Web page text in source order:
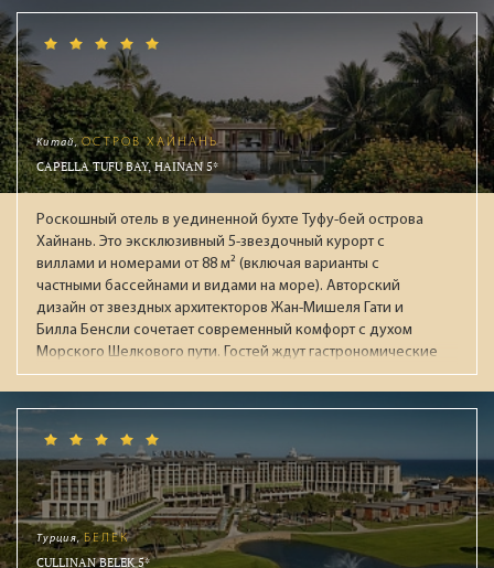
захватывающими видами на окрестности. Два СПА-центра
площадью 4500 кв.м и 1500 кв.м. Все номера: просторные
съюты от 110м² и виллы с бассейнами от 95м² с системой
"умный дом" и консьерж-сервисом. Гостей ждут 8
тематических ресторанов, в 10 барах авторские коктейли
и премиальные напитки.
Китай,ОСТРОВ ХАЙНАНЬ
CAPELLA TUFU BAY, HAINAN 5*
Роскошный отель в уединенной бухте Туфу-бей острова
Хайнань. Это эксклюзивный 5-звездочный курорт с
виллами и номерами от 88 м² (включая варианты с
частными бассейнами и видами на море). Авторский
дизайн от звездных архитекторов Жан-Мишеля Гати и
Билла Бенсли сочетает современный комфорт с духом
Морского Шелкового пути. Гостей ждут гастрономические
рестораны, огромный бассейн, премиальный спа-центр
Auriga и приватный пляж. Лауреат престижных наград
взыскательных путешественников, ищущих уединение и
высочайший уровень сервиса.
Турция,БЕЛЕК
CULLINAN BELEK 5*